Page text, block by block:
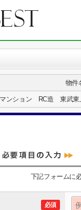
物件
ンション RC造 東武東
下記フォームに
必須